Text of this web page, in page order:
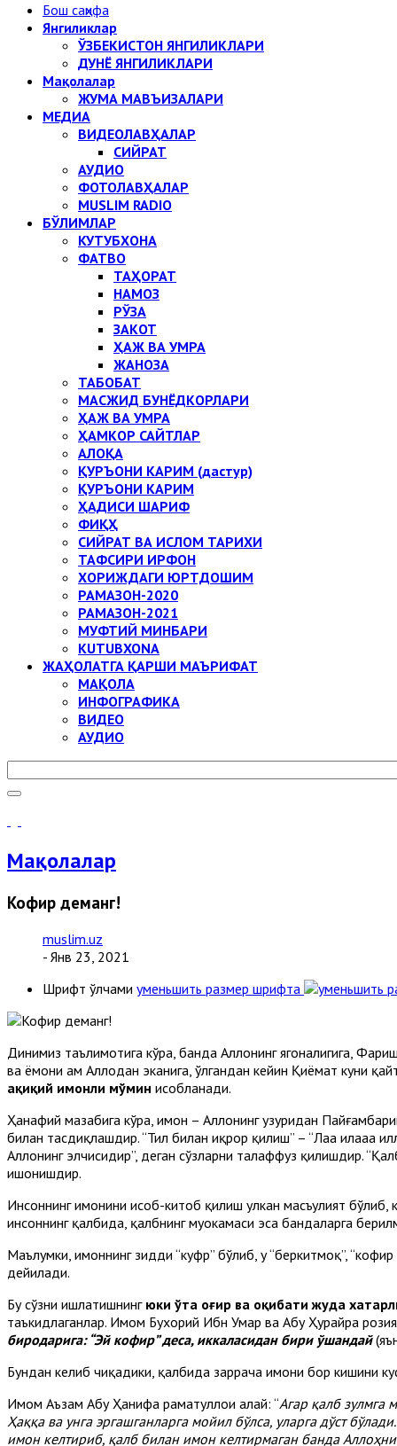
Бош саҳифа
Янгиликлар
ЎЗБЕКИСТОН ЯНГИЛИКЛАРИ
ДУНЁ ЯНГИЛИКЛАРИ
Мақолалар
ЖУМА МАВЪИЗАЛАРИ
МЕДИА
ВИДЕОЛАВҲАЛАР
СИЙРАТ
АУДИО
ФОТОЛАВҲАЛАР
MUSLIM RADIO
БЎЛИМЛАР
КУТУБХОНА
ФАТВО
ТАҲОРАТ
НАМОЗ
РЎЗА
ЗАКОТ
ҲАЖ ВА УМРА
ЖАНОЗА
ТАБОБАТ
МАСЖИД БУНЁДКОРЛАРИ
ҲАЖ ВА УМРА
ҲАМКОР САЙТЛАР
АЛОҚА
ҚУРЪОНИ КАРИМ (дастур)
ҚУРЪОНИ КАРИМ
ҲАДИСИ ШАРИФ
ФИҚҲ
СИЙРАТ ВА ИСЛОМ ТАРИХИ
ТАФСИРИ ИРФОН
ХОРИЖДАГИ ЮРТДОШИМ
РАМАЗОН-2020
РАМАЗОН-2021
МУФТИЙ МИНБАРИ
KUTUBXONA
ЖАҲОЛАТГА ҚАРШИ МАЪРИФАТ
МАҚОЛА
ИНФОГРАФИКА
ВИДЕО
АУДИО
Мақолалар
Кофир деманг!
muslim.uz
- Янв 23, 2021
Шрифт ўлчами уменьшить размер шрифта
Динимиз таълимотига кўра, банда Аллоҳнинг ягоналигига,
ва ёмони ҳам Аллоҳдан эканига, ўлгандан кейин Қиёмат куни
ҳақиқий имонли мўмин ҳисобланади.
Ҳанафий мазҳабига кўра, имон – Аллоҳнинг ҳузуридан
билан тасдиқлашдир. “Тил билан иқрор қилиш” – “Лаа илааҳа
Аллоҳнинг элчисидир”, деган сўзларни талаффуз қилишдир.
ишонишдир.
Инсоннинг имонини ҳисоб-китоб қилиш улкан масъулият бўлиб,
инсоннинг қалбида, қалбнинг муҳокамаси эса бандаларга
Маълумки, имоннинг зидди “куфр” бўлиб, у “беркитмоқ”,
дейилади.
Бу сўзни ишлатишнинг юки ўта оғир ва оқибати жуда
таъкидлаганлар. Имом Бухорий Ибн Умар ва Абу Ҳурайра
биродарига: “Эй кофир”деса, иккаласидан бири ўшандай
Бундан келиб чиқадики, қалбида заррача имони бор кишини
Имом Аъзам Абу Ҳанифа раҳматуллоҳи алайҳ: “Агар қалб зулмга
Ҳаққа ва унга эргашганларга мойил бўлса, уларга дўст
имон келтириб, қалб билан имон келтирмаган банда